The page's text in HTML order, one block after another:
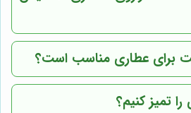
برای عطاری مناسب است؟
تمیز کنیم؟